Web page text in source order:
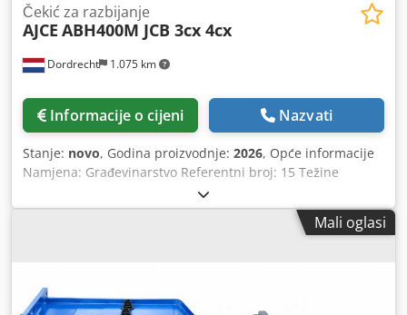
Dordrecht 1.075 km
Čekić za razbijanje
AJCE ABH400M JCB 3cx 4cx
Informacije o cijeni Nazvati
Stanje: novo, Godina proizvodnje: 2026, Opće informacije
Namjena: Građevinarstvo Referentni broj: 15 Težine
Vlastita težina: 375 kg Dcjdpfx Ahjq Ixucjlek Funkcionalnost
CE oznaka: da Stanje Opće stanje: vrlo dobro Tehničko
stanje: vrlo dobro Vizualno stanje: vrlo dobro Dodatne
isporuke: EXW Radni tlak: 110-140 bar Potreban hidraulični
protok: 70 l/min Frekvencija udaraca: 500-900 Zemlja
Mali oglasi